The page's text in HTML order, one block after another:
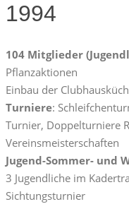
1994
104 Mitglieder
Pflanzaktionen
Einbau der
Turniere:
Turnier, Doppelturniere
Vereinsmeisterschaften
Jugend-Sommer- und
3 Jugendliche im
Sichtungsturnier